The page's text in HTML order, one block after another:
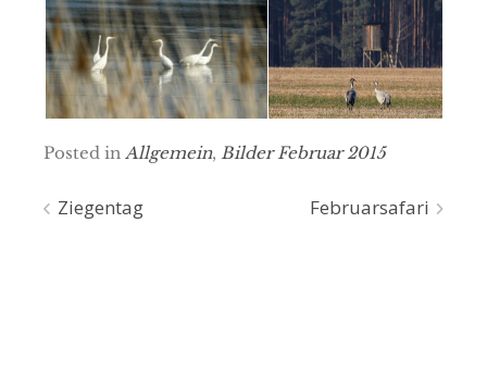
Posted in Allgemein, Bilder Februar 2015
Beitragsnavigation
Ziegentag Februarsafari